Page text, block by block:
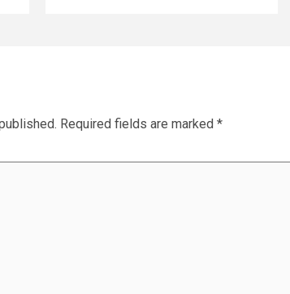
Required fields are marked *